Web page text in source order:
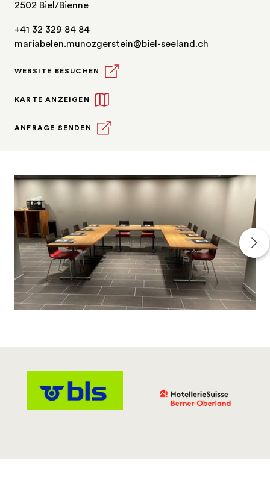
2502 Biel/Bienne
+41 32 329 84 84
mariabelen.munozgerstein@biel-seeland.ch
WEBSITE BESUCHEN
KARTE ANZEIGEN
ANFRAGE SENDEN